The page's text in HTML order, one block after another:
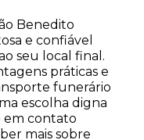
Benedito
e confiável
seu local final.
práticas e
funerário
escolha digna
em contato
mais sobre